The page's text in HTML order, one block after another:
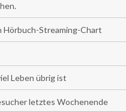
Streaming-Chart
Leben übrig ist
letztes Wochenende